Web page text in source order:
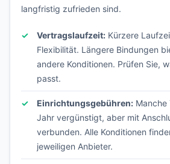
langfristig zufrieden sind.
Vertragslaufzeit: Kürzere
Flexibilität. Längere Bindungen
andere Konditionen. Prüfen Sie,
passt.
Einrichtungsgebühren: Manche
Jahr vergünstigt, aber mit
verbunden. Alle Konditionen
jeweiligen Anbieter.